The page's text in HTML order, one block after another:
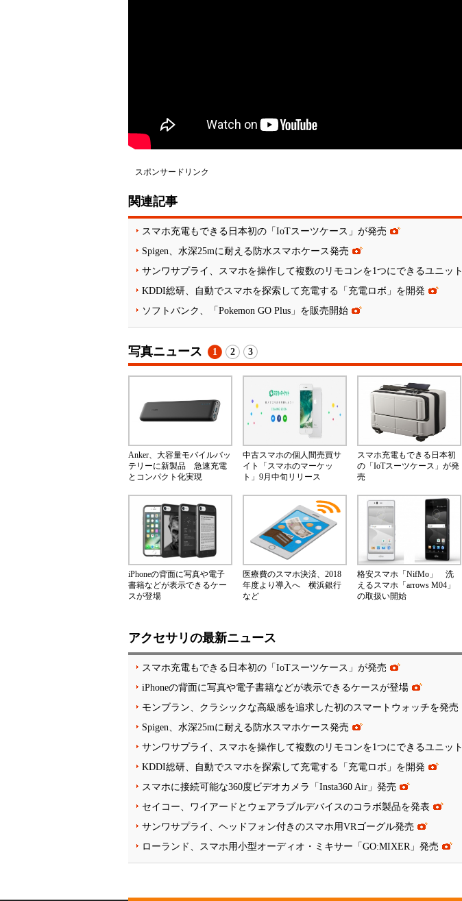
スポンサードリンク
関連記事
スマホ充電もできる日本初の「IoTスーツケース」が発売
Spigen、水深25mに耐える防水スマホケース発売
サンワサプライ、スマホを操作して複数のリモコンを1つにできるユニット
KDDI総研、自動でスマホを探索して充電する「充電ロボ」を開発
ソフトバンク、「Pokemon GO Plus」を販売開始
写真ニュース 1 2 3
Anker、大容量モバイルバッ
テリーに新製品 急速充電
とコンパクト化実現
中古スマホの個人間売買サ
イト「スマホのマーケッ
ト」9月中旬リリース
スマホ充電もできる日本初
の「IoTスーツケース」が発
売
iPhoneの背面に写真や電子
書籍などが表示できるケー
スが登場
医療費のスマホ決済、2018
年度より導入へ 横浜銀行
など
格安スマホ「NifMo」 洗
えるスマホ「arrows M04」
の取扱い開始
アクセサリの最新ニュース
スマホ充電もできる日本初の「IoTスーツケース」が発売
iPhoneの背面に写真や電子書籍などが表示できるケースが登場
モンブラン、クラシックな高級感を追求した初のスマートウォッチを発売
Spigen、水深25mに耐える防水スマホケース発売
サンワサプライ、スマホを操作して複数のリモコンを1つにできるユニット
KDDI総研、自動でスマホを探索して充電する「充電ロボ」を開発
スマホに接続可能な360度ビデオカメラ「Insta360 Air」発売
セイコー、ワイアードとウェアラブルデバイスのコラボ製品を発表
サンワサプライ、ヘッドフォン付きのスマホ用VRゴーグル発売
ローランド、スマホ用小型オーディオ・ミキサー「GO:MIXER」発売